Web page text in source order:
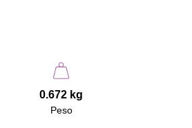
0.672 kg
Peso